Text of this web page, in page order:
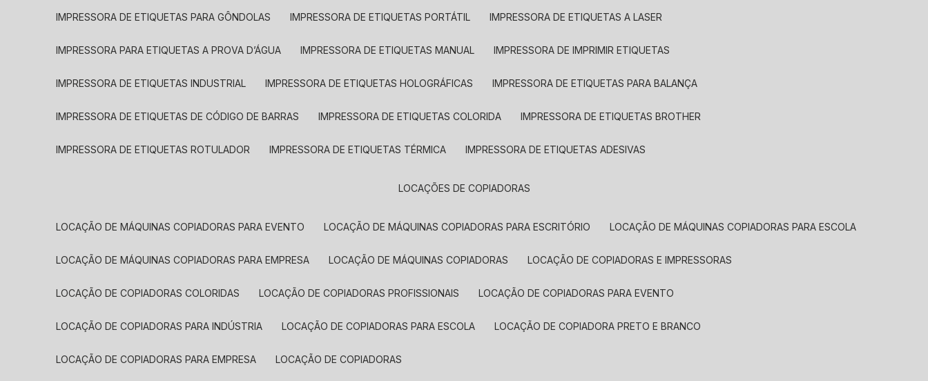
IMPRESSORA DE ETIQUETAS PARA GÔNDOLAS IMPRESSORA DE ETIQUETAS PORTÁTIL IMPRESSORA DE ETIQUETAS A LASER
IMPRESSORA PARA ETIQUETAS A PROVA D’ÁGUA IMPRESSORA DE ETIQUETAS MANUAL IMPRESSORA DE IMPRIMIR ETIQUETAS
IMPRESSORA DE ETIQUETAS INDUSTRIAL IMPRESSORA DE ETIQUETAS HOLOGRÁFICAS IMPRESSORA DE ETIQUETAS PARA BALANÇA
IMPRESSORA DE ETIQUETAS DE CÓDIGO DE BARRAS IMPRESSORA DE ETIQUETAS COLORIDA IMPRESSORA DE ETIQUETAS BROTHER
IMPRESSORA DE ETIQUETAS ROTULADOR IMPRESSORA DE ETIQUETAS TÉRMICA IMPRESSORA DE ETIQUETAS ADESIVAS
LOCAÇÕES DE COPIADORAS
LOCAÇÃO DE MÁQUINAS COPIADORAS PARA EVENTO LOCAÇÃO DE MÁQUINAS COPIADORAS PARA ESCRITÓRIO LOCAÇÃO DE MÁQUINAS COPIADORAS PARA ESCOLA
LOCAÇÃO DE MÁQUINAS COPIADORAS PARA EMPRESA LOCAÇÃO DE MÁQUINAS COPIADORAS LOCAÇÃO DE COPIADORAS E IMPRESSORAS
LOCAÇÃO DE COPIADORAS COLORIDAS LOCAÇÃO DE COPIADORAS PROFISSIONAIS LOCAÇÃO DE COPIADORAS PARA EVENTO
LOCAÇÃO DE COPIADORAS PARA INDÚSTRIA LOCAÇÃO DE COPIADORAS PARA ESCOLA LOCAÇÃO DE COPIADORA PRETO E BRANCO
LOCAÇÃO DE COPIADORAS PARA EMPRESA LOCAÇÃO DE COPIADORAS